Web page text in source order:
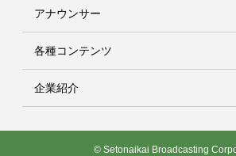
アナウンサー
各種コンテンツ
企業紹介
© Setonaikai Broadcasting